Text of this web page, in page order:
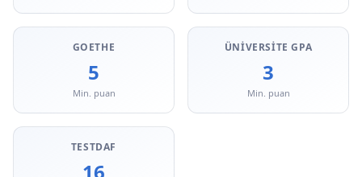
GOETHE
5
Min. puan
ÜNIVERSITE GPA
3
Min. puan
TESTDAF
16